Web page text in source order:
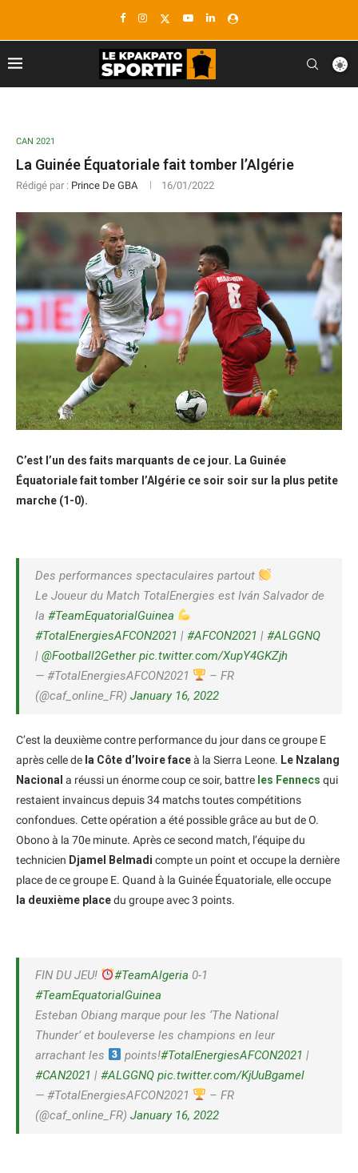
CAN 2021
La Guinée Équatoriale fait tomber l’Algérie
Rédigé par : Prince De GBA 16/01/2022
C’est l’un des faits marquants de ce jour. La Guinée
Équatoriale fait tomber l’Algérie ce soir soir sur la plus petite
marche (1-0).
Des performances spectaculaires partout
Le Joueur du Match TotalEnergies est Iván Salvador de
la #TeamEquatorialGuinea
#TotalEnergiesAFCON2021 | #AFCON2021 | #ALGGNQ
| @Football2Gether pic.twitter.com/XupY4GKZjh
— #TotalEnergiesAFCON2021
– FR
(@caf_online_FR) January 16, 2022
C’est la deuxième contre performance du jour dans ce groupe E
après celle de la Côte d’Ivoire faceà la Sierra Leone. Le Nzalang
Nacional a réussi un énorme coup ce soir, battre les Fennecs qui
restaient invaincus depuis 34 matchs toutes compétitions
confondues. Cette opération a été possible grâce au but de O.
Obono à la 70e minute. Après ce second match, l’équipe du
technicien Djamel Belmadi compte un point et occupe la dernière
place de ce groupe E. Quand à la Guinée Équatoriale, elle occupe
la deuxième placedu groupe avec 3 points.
FIN DU JEU! #TeamAlgeria 0-1
#TeamEquatorialGuinea
Esteban Obiang marque pour les ‘The National
Thunder’ et bouleverse les champions en leur
arrachant les
points!#TotalEnergiesAFCON2021 |
#CAN2021 | #ALGGNQ pic.twitter.com/KjUuBgamel
— #TotalEnergiesAFCON2021
– FR
(@caf_online_FR) January 16, 2022